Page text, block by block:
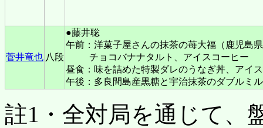
菅井竜也 八段
●藤井聡
午前：洋菓子屋さんの抹茶の苺大福（鹿児島
チョコバナナタルト、アイスコーヒー
昼食：味を詰めた特製ダレのうなぎ丼、アイ
午後：多良間島産黒糖と宇治抹茶のダブルミ
註1・全対局を通じて、